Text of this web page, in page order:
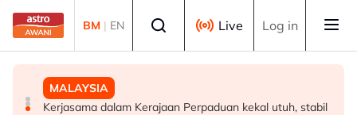
Skip to main content
BM | EN Live Log in
POLITIK
'Rafizi hipokrit, masuk PRN Melaka bantu UMNO pecah
DUNIA
UNESCO sahkan Beijing sebagai "Ibu Kota Seni Bina
MALAYSIA
Kerjasama dalam Kerajaan Perpaduan kekal utuh, stabil